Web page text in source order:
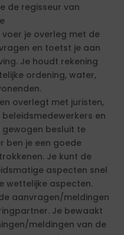
de regisseur van
je overleg met de
en toetst je aan
Je houdt rekening
ordening, water,
overlegt met juristen,
en
besluit te
ben je een goede
Je kunt de
aspecten snel
wettelijke aspecten.
aanvragen/meldingen
Je bewaakt
meldingen van de